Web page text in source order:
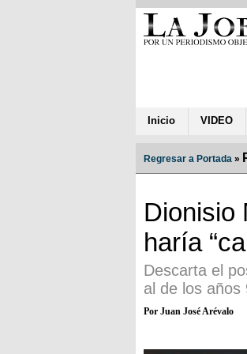
Inicio VIDEO
Regresar a Portada »
Dionisio
haría
Descarta el
al de los años
Por Juan José Arévalo